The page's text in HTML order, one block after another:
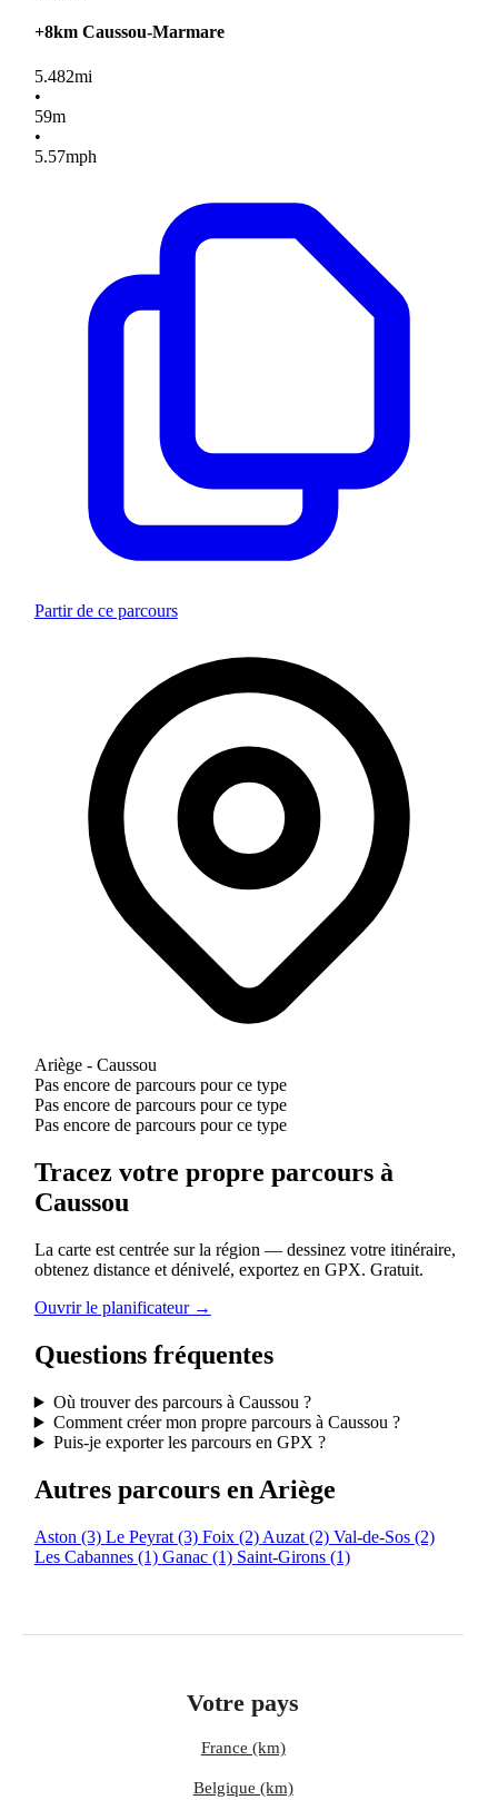
+8km Caussou-Marmare
5.482mi
•
59m
•
5.57mph
Partir de ce parcours
Ariège - Caussou
Pas encore de parcours pour ce type
Pas encore de parcours pour ce type
Pas encore de parcours pour ce type
Tracez votre propre parcours à
Caussou
La carte est centrée sur la région — dessinez votre itinéraire,
obtenez distance et dénivelé, exportez en GPX. Gratuit.
Ouvrir le planificateur →
Questions fréquentes
Où trouver des parcours à Caussou ?
Comment créer mon propre parcours à Caussou ?
Puis-je exporter les parcours en GPX ?
Autres parcours en Ariège
Aston (3) Le Peyrat (3) Foix (2) Auzat (2) Val-de-Sos (2)
Les Cabannes (1) Ganac (1) Saint-Girons (1)
Votre pays
France (km)
Belgique (km)